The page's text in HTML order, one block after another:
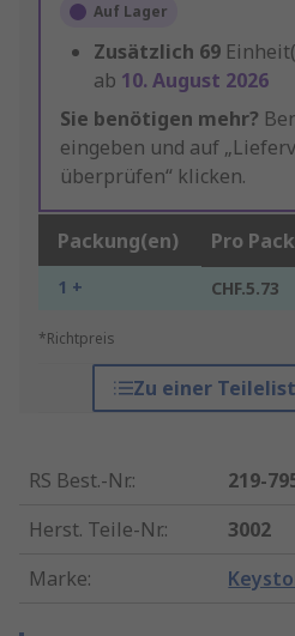
Auf Lager
Zusätzlich 69
ab 10. August 2026
Sie benötigen mehr?
eingeben und auf
überprüfen“ klicken.
Packung(en) Pro
1 + CHF.5.73
*Richtpreis
Zu einer
RS Best.-Nr.:
219-
Herst. Teile-Nr.:
3002
Marke: